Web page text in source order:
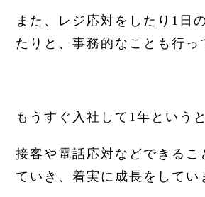
また、レジ応対をしたり1日
たりと、事務的なことも行っ
もうすぐ入社して1年という
接客や電話応対などできるこ
ていき、着実に成長をして